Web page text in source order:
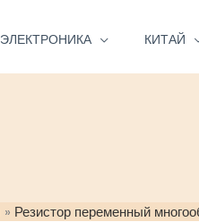
ЭЛЕКТРОНИКА КИТАЙ
Резистор переменный